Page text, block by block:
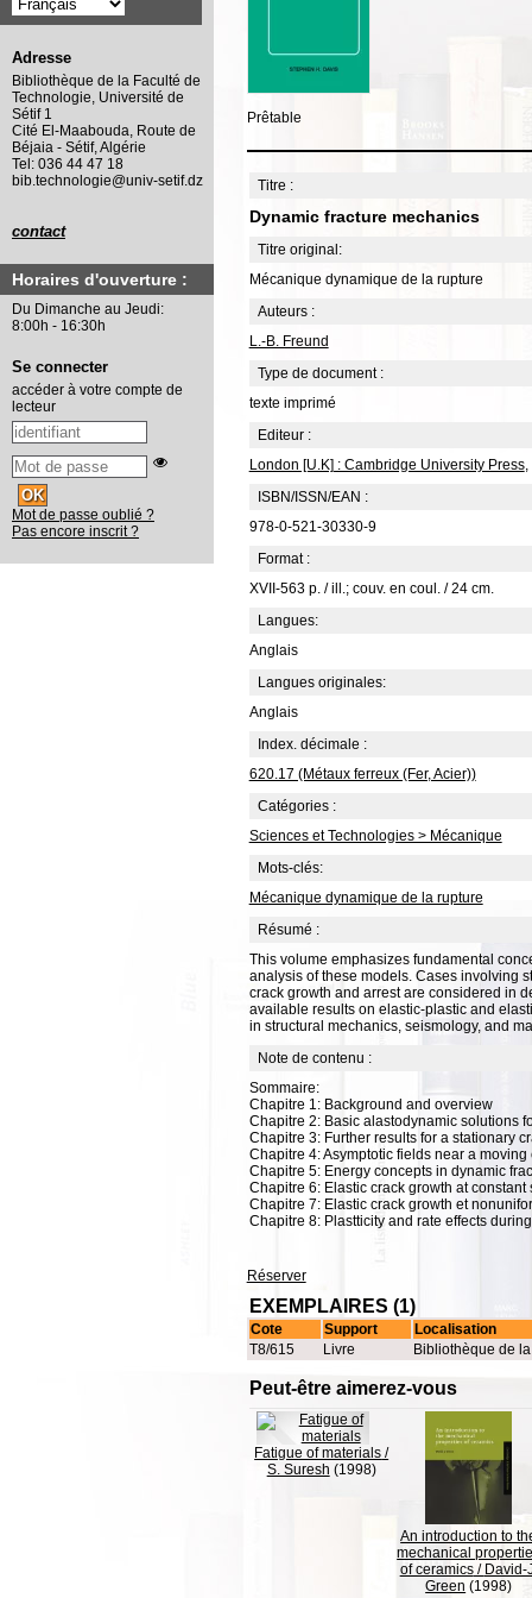
Prêtable
Titre :
Dynamic fracture mechanics
Titre original:
Mécanique dynamique de la rupture
Auteurs :
L.-B. Freund
Type de document :
texte imprimé
Editeur :
London [U.K] : Cambridge University Press,
ISBN/ISSN/EAN :
978-0-521-30330-9
Format :
XVII-563 p. / ill.; couv. en coul. / 24 cm.
Langues:
Anglais
Langues originales:
Anglais
Index. décimale :
620.17 (Métaux ferreux (Fer, Acier))
Catégories :
Sciences et Technologies > Mécanique
Mots-clés:
Mécanique dynamique de la rupture
Résumé :
This volume emphasizes fundamental
analysis of these models. Cases involving
crack growth and arrest are considered in
available results on elastic-plastic and
in structural mechanics, seismology, and
Note de contenu :
Sommaire:
Chapitre 1: Background and overview
Chapitre 2: Basic alastodynamic solutions
Chapitre 3: Further results for a stationary
Chapitre 4: Asymptotic fields near a moving
Chapitre 5: Energy concepts in dynamic
Chapitre 6: Elastic crack growth at constant
Chapitre 7: Elastic crack growth et
Chapitre 8: Plastticity and rate effects
Réserver
EXEMPLAIRES (1)
Cote Support
Localisation
T8/615
Livre Bibliothèque de
Peut-être aimerez-vous
Fatigue of materials /
S. Suresh (1998)
An introduction to
mechanical
of ceramics/ David-
Green (1998)
Adresse
Bibliothèque de la Faculté de
Technologie, Université de
Sétif 1
Cité El-Maabouda, Route de
Béjaia - Sétif, Algérie
Tel: 036 44 47 18
bib.technologie@univ-setif.dz
contact
Horaires d'ouverture :
Du Dimanche au Jeudi:
8:00h - 16:30h
Se connecter
accéder à votre compte de
lecteur
Mot de passe oublié ?
Pas encore inscrit ?